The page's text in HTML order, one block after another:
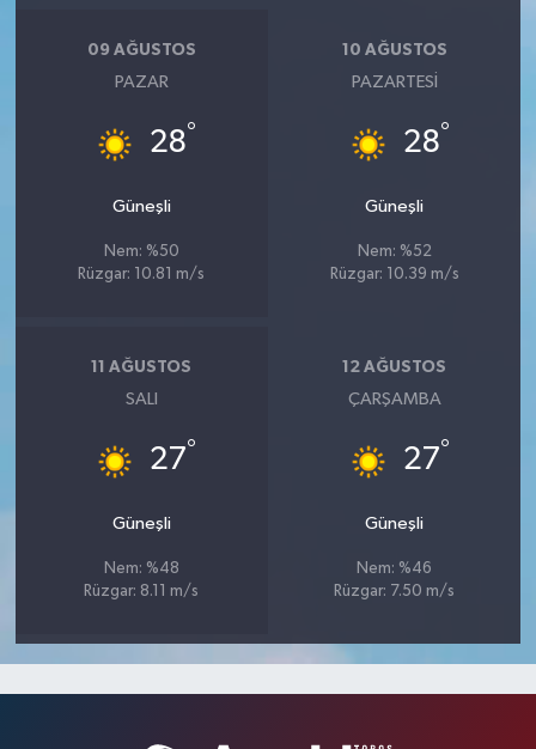
09 AĞUSTOS
PAZAR
28°
Güneşli
Nem: %50
Rüzgar: 10.81 m/s
10 AĞUSTOS
PAZARTESI
28°
Güneşli
Nem: %52
Rüzgar: 10.39 m/s
11 AĞUSTOS
SALI
27°
Güneşli
Nem: %48
Rüzgar: 8.11 m/s
12 AĞUSTOS
ÇARŞAMBA
27°
Güneşli
Nem: %46
Rüzgar: 7.50 m/s